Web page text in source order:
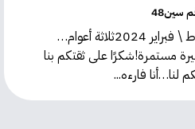
سين48
1 شباط \ فبراير 2024ثلاثة أعوام…
مستمرة!شكرًا على ثقتكم بنا
لنا…أنا فارءه...